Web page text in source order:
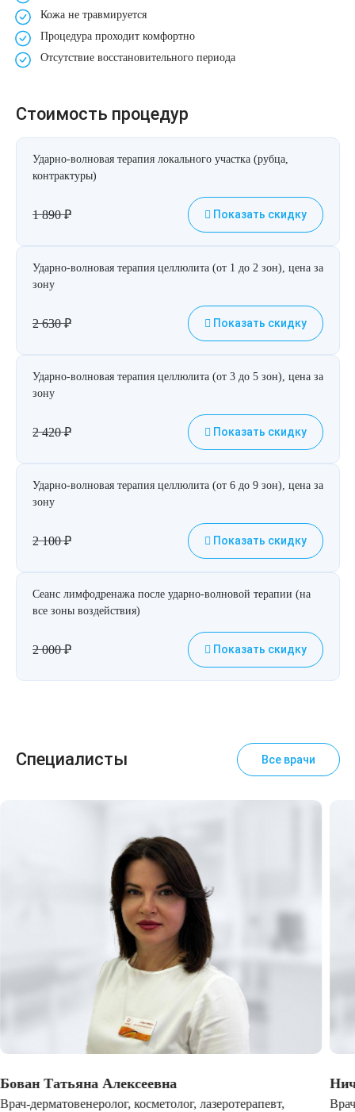
Кожа не травмируется
Процедура проходит комфортно
Отсутствие восстановительного периода
Стоимость процедур
Ударно-волновая терапия локального участка (рубца,
контрактуры)
1 890₽ Показать скидку
Ударно-волновая терапия целлюлита (от 1 до 2 зон), цена за
зону
2 630₽ Показать скидку
Ударно-волновая терапия целлюлита (от 3 до 5 зон), цена за
зону
2 420₽ Показать скидку
Ударно-волновая терапия целлюлита (от 6 до 9 зон), цена за
зону
2 100₽ Показать скидку
Сеанс лимфодренажа после ударно-волновой терапии (на
все зоны воздействия)
2 000₽ Показать скидку
Специалисты Все врачи
Бован Татьяна Алексеевна
Врач-дерматовенеролог, косметолог, лазеротерапевт,
Интимное лазерное омоложение
Лазерная подтяжка кожи живота
Лазерное омоложение груди